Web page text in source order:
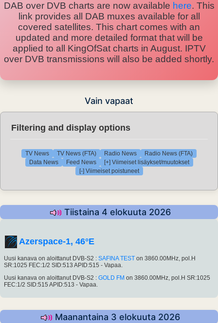
DAB over DVB charts are now available here. This
link provides all DAB muxes available for all
covered satellites. This chart comes with an
updated and more detailed format that will be
applied to all KingOfSat charts in August. IPTV
over DVB transmissions will also be added shortly.
Vain vapaat
Filtering and display options
TV News TV News (FTA) Radio News
Radio News (FTA)
Data News
Feed News
[+] Viimeiset lisäykset/muutokset
[-] Viimeiset poistuneet
Tiistaina 4 elokuuta 2026
Azerspace-1, 46°E
Uusi kanava on aloittanut DVB-S2 : SAFINA TEST on 3860.00MHz, pol.H
SR:1025 FEC:1/2 SID:513 APID:515 - Vapaa.
Uusi kanava on aloittanut DVB-S2 : GOLD FM on 3860.00MHz, pol.H SR:1025
FEC:1/2 SID:515 APID:513 - Vapaa.
Maanantaina 3 elokuuta 2026